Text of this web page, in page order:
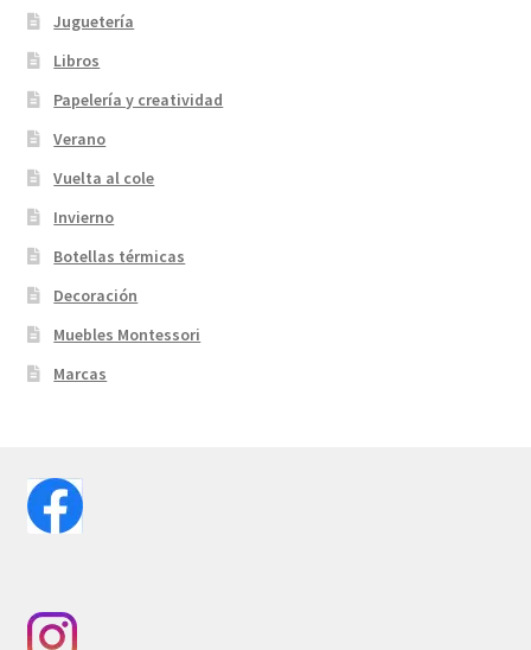
Juguetería
Libros
Papelería y creatividad
Verano
Vuelta al cole
Invierno
Botellas térmicas
Decoración
Muebles Montessori
Marcas